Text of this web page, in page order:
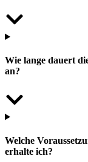
Wie lange dauert
an?
Welche
erhalte ich?